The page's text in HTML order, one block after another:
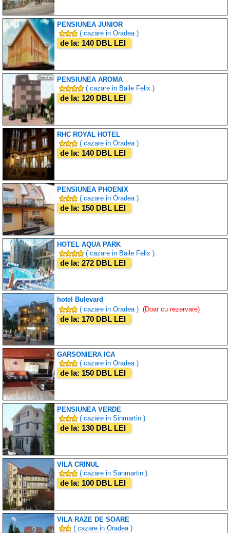
PENSIUNEA JUNIOR
( cazare in Oradea )
de la: 140 DBL LEI
PENSIUNEA AROMA
( cazare in Baile Felix )
de la: 120 DBL LEI
RHC ROYAL HOTEL
( cazare in Oradea )
de la: 140 DBL LEI
PENSIUNEA PHOENIX
( cazare in Oradea )
de la: 150 DBL LEI
HOTEL AQUA PARK
( cazare in Baile Felix )
de la: 272 DBL LEI
hotel Bulevard
( cazare in Oradea ) (Doar cu rezervare)
de la: 170 DBL LEI
GARSONIERA ICA
( cazare in Oradea )
de la: 150 DBL LEI
PENSIUNEA VERDE
( cazare in Sinmartin )
de la: 130 DBL LEI
VILA CRINUL
( cazare in Sanmartin )
de la: 100 DBL LEI
VILA RAZE DE SOARE
( cazare in Oradea )